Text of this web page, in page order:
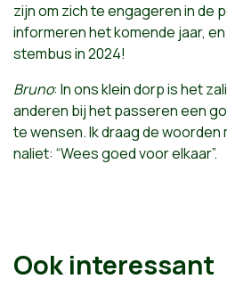
zijn om zich te engageren in de
informeren het komende jaar,
stembus in 2024!
Bruno: In ons klein dorp is het
anderen bij het passeren een
te wensen. Ik draag de woorden
naliet: “Wees goed voor elkaar”.
Ook interessant